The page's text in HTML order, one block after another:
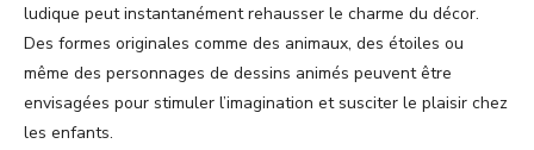
ludique peut instantanément rehausser le charme du décor.
Des formes originales comme des animaux, des étoiles ou
même des personnages de dessins animés peuvent être
envisagées pour stimuler l’imagination et susciter le plaisir chez
les enfants.